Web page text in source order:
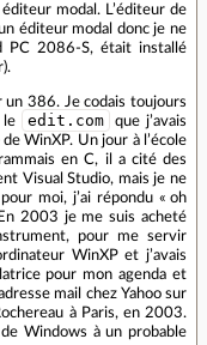
modal. L’éditeur de
éditeur modal donc je ne
PC 2086-S, était installé
386. Je codais toujours
le
edit.com
que j’avais
WinXP. Un jour à l’école
en C, il a cité des
Visual Studio, mais je ne
moi, j’ai répondu « oh
2003 je me suis acheté
pour me servir
WinXP et j’avais
pour mon agenda et
mail chez Yahoo sur
à Paris, en 2003.
Windows à un probable